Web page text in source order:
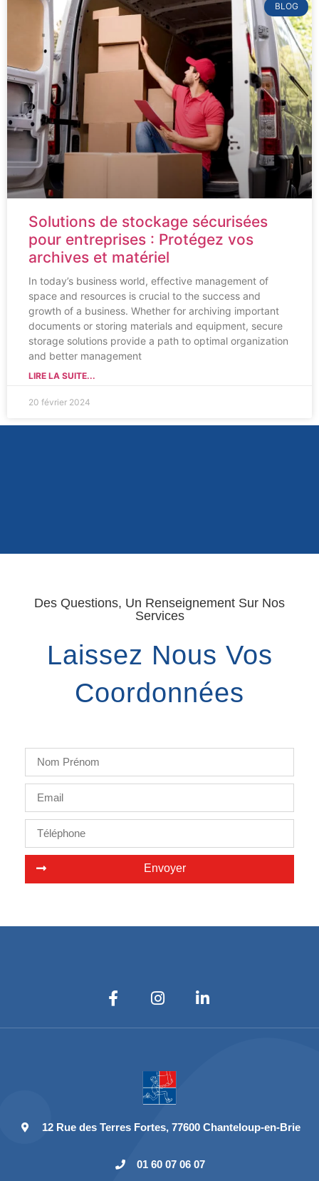
BLOG
Solutions de stockage sécurisées
pour entreprises : Protégez vos
archives et matériel
In today’s business world, effective management of
space and resources is crucial to the success and
growth of a business. Whether for archiving important
documents or storing materials and equipment, secure
storage solutions provide a path to optimal organization
and better management
LIRE LA SUITE...
20 février 2024
Des Questions, Un Renseignement Sur Nos
Services
Laissez Nous Vos
Coordonnées
Envoyer
12 Rue des Terres Fortes, 77600 Chanteloup-en-Brie
01 60 07 06 07